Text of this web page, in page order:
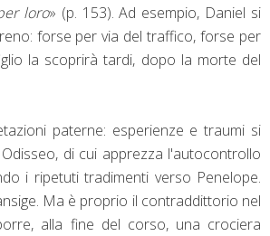
loro» (p. 153). Ad esempio, Daniel si
forse per via del traffico, forse per
la scoprirà tardi, dopo la morte del
paterne: esperienze e traumi si
di cui apprezza l'autocontrollo
i ripetuti tradimenti verso Penelope.
Ma è proprio il contraddittorio nel
alla fine del corso, una crociera